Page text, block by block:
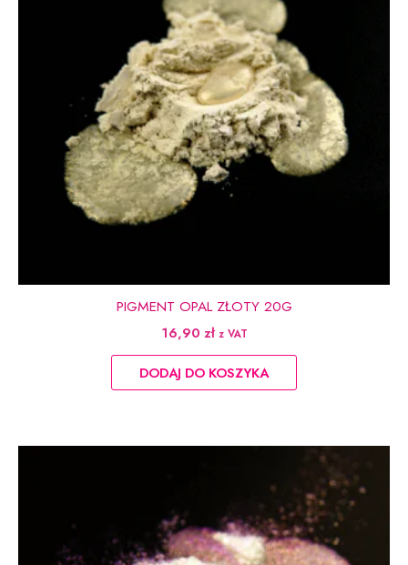
PIGMENT OPAL ZŁOTY 20G
16,90 zł z VAT
DODAJ DO KOSZYKA